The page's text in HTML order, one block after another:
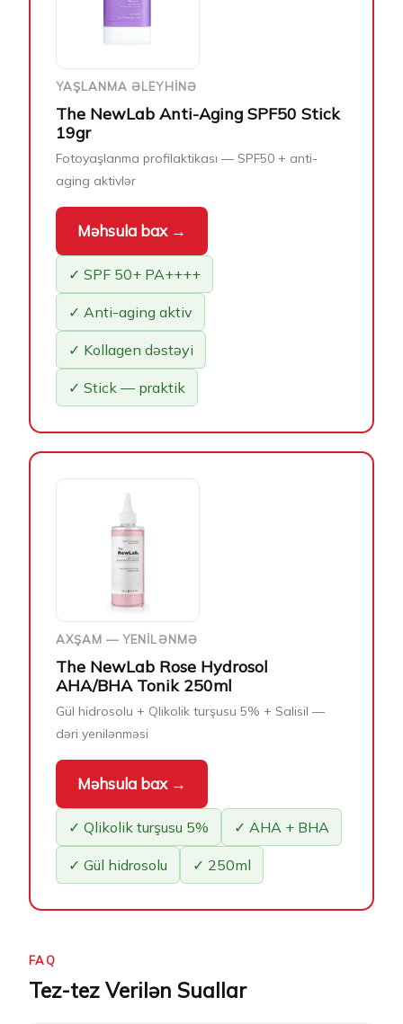
YAŞLANMA ƏLEYHINƏ
The NewLab Anti-Aging SPF50 Stick
19gr
Fotoyaşlanma profilaktikası — SPF50 + anti-
aging aktivlər
Məhsula bax →
✓ SPF 50+ PA++++
✓ Anti-aging aktiv
✓ Kollagen dəstəyi
✓ Stick — praktik
AXŞAM — YENILƏNMƏ
The NewLab Rose Hydrosol
AHA/BHA Tonik 250ml
Gül hidrosolu + Qlikolik turşusu 5% + Salisil —
dəri yenilənməsi
Məhsula bax →
✓ Qlikolik turşusu 5% ✓ AHA + BHA
✓ Gül hidrosolu ✓ 250ml
FAQ
Tez-tez Verilən Suallar